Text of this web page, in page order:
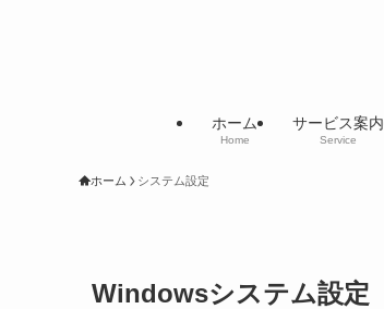
ホーム
Home
サービス案内
Service
ホーム システム設定
Windowsシステム設定